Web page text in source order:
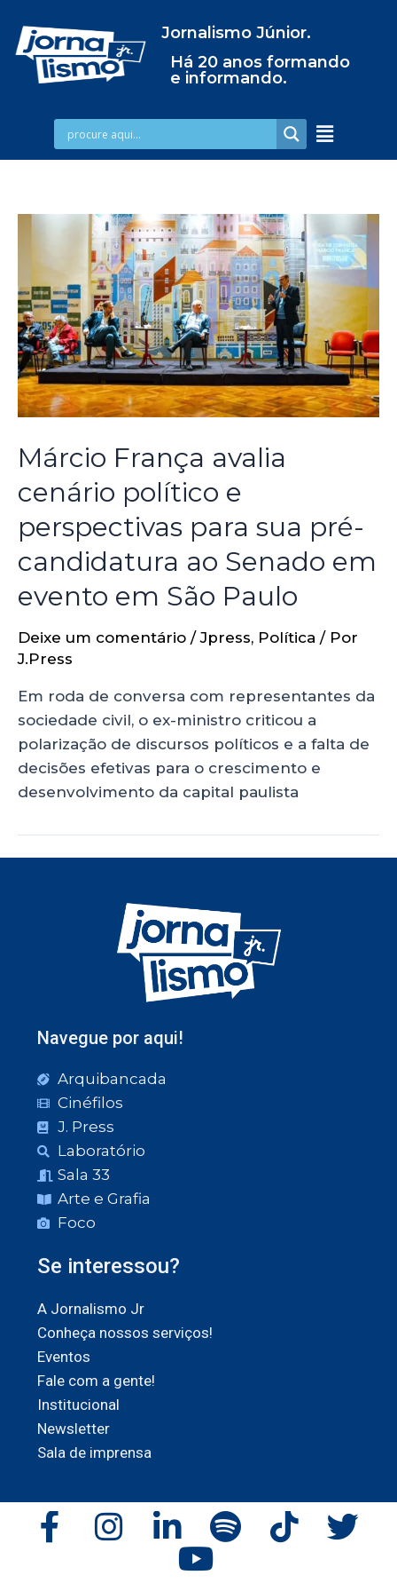
Jornalismo Júnior.
Há 20 anos formando
e informando.
Márcio França avalia
cenário político e
perspectivas para sua pré-
candidatura ao Senado em
evento em São Paulo
Deixe um comentário /Jpress, Política / Por
J.Press
Em roda de conversa com representantes da
sociedade civil, o ex-ministro criticou a
polarização de discursos políticos e a falta de
decisões efetivas para o crescimento e
desenvolvimento da capital paulista
Navegue por aqui!
Arquibancada
Cinéfilos
J. Press
Laboratório
Sala 33
Arte e Grafia
Foco
Se interessou?
A Jornalismo Jr
Conheça nossos serviços!
Eventos
Fale com a gente!
Institucional
Newsletter
Sala de imprensa